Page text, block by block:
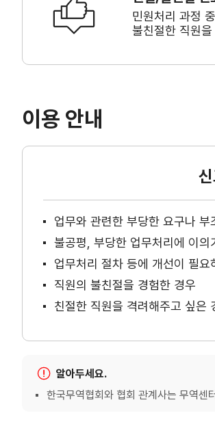
민원처리 과정
불친절한 직원을
이용 안내
업무와 관련한 부당한 요구나 부
불공평, 부당한 업무처리에 이의
업무처리 절차 등에 개선이 필요
직원의 불친절을 경험한 경우
친절한 직원을 격려해주고 싶은
알아두세요.
한국무역협회와 협회 관계사는 무역센